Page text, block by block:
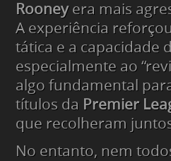
Rooneyera mais
A experiência
tática e a capacidade
especialmente ao
algo fundamental
títulos da Premier
que recolheram
No entanto, nem